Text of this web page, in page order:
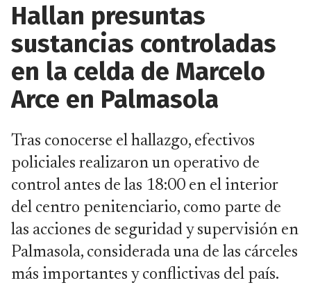
Hallan presuntas
sustancias controladas
en la celda de Marcelo
Arce en Palmasola
Tras conocerse el hallazgo, efectivos
policiales realizaron un operativo de
control antes de las 18:00 en el interior
del centro penitenciario, como parte de
las acciones de seguridad y supervisión en
Palmasola, considerada una de las cárceles
más importantes y conflictivas del país.